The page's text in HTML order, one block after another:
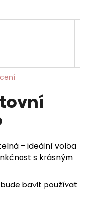
– ideální volba
s krásným
bavit používat